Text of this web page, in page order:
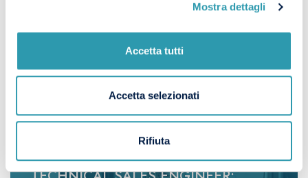
Mostra dettagli
Accetta tutti
Accetta selezionati
Rifiuta
DEL PROJECT ENGINEER